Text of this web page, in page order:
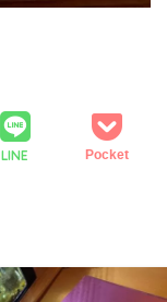
LINE Pocket